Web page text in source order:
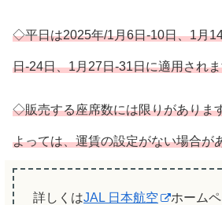
◇平日は2025年/1月6日-10日、1月
日-24日、1月27日-31日に適用され
◇販売する座席数には限りがありま
よっては、運賃の設定がない場合が
詳しくはJAL 日本航空 ホーム